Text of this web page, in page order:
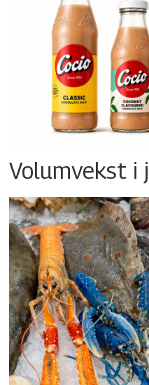
Volumvekst i